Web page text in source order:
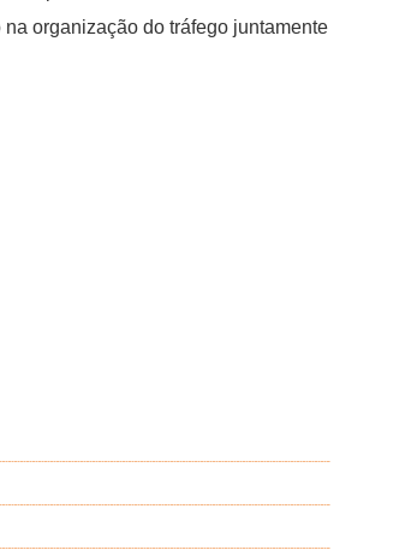
organização do tráfego juntamente